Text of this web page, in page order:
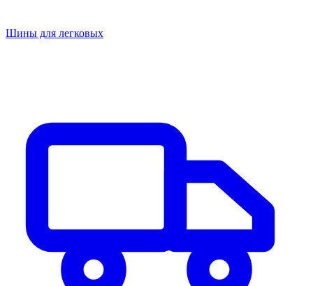
Шины для легковых